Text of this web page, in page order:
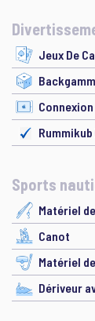
Jeux De
Sports
Matériel
Canot
Matériel
Dériveur